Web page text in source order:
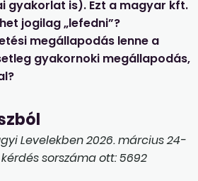
gyakorlat is). Ezt a magyar kft.
jogilag „lefedni”?
megállapodás lenne a
gyakornoki megállapodás,
Levelekben 2026. március 24-
sorszáma ott: 5692